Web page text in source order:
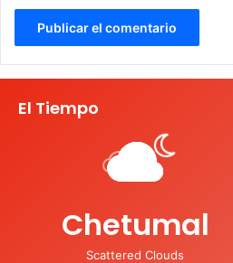
El Tiempo
Chetumal
Scattered Clouds